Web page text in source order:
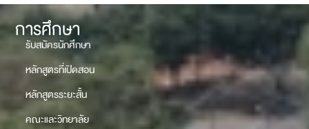
การศึกษา
รับสมัครนักศึกษา
หลักสูตรที่เปิดสอน
หลักสูตรระยะสั้น
คณะและวิทยาลัย